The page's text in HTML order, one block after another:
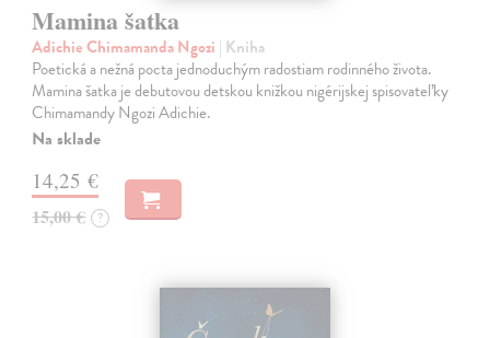
Mamina šatka
Adichie Chimamanda Ngozi | Kniha
Poetická a nežná pocta jednoduchým radostiam rodinného života.
Mamina šatka je debutovou detskou knižkou nigérijskej spisovateľky
Chimamandy Ngozi Adichie.
Na sklade
14,25 €
15,00 € ?